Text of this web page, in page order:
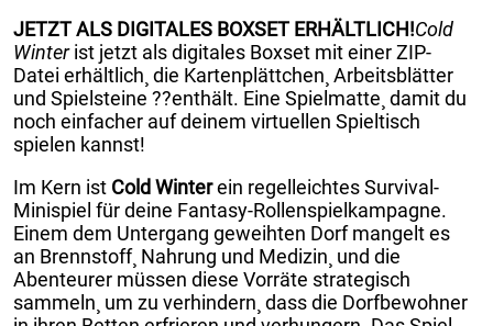
JETZT ALS DIGITALES BOXSET ERHÄLTLICH!Cold
Winterist jetzt als digitales Boxset mit einer ZIP-
Datei erhältlich¸ die Kartenplättchen¸ Arbeitsblätter
und Spielsteine ??enthält. Eine Spielmatte¸ damit du
noch einfacher auf deinem virtuellen Spieltisch
spielen kannst!
Im Kern ist Cold Winterein regelleichtes Survival-
Minispiel für deine Fantasy-Rollenspielkampagne.
Einem dem Untergang geweihten Dorf mangelt es
an Brennstoff¸ Nahrung und Medizin¸ und die
Abenteurer müssen diese Vorräte strategisch
sammeln¸ um zu verhindern¸ dass die Dorfbewohner